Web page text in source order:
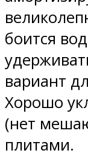
боится
вариант
Хорошо
(нет
плитами.